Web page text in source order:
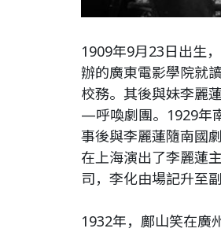
1909年9月23日出生
辦的廣東電影學院就
校務。其後與妹李麗
—呼喚劇團。1929年
事後與李麗蓮隨南國
在上海演出了李麗蓮
司，李化由場記升至副
1932年，鄺山笑在廣